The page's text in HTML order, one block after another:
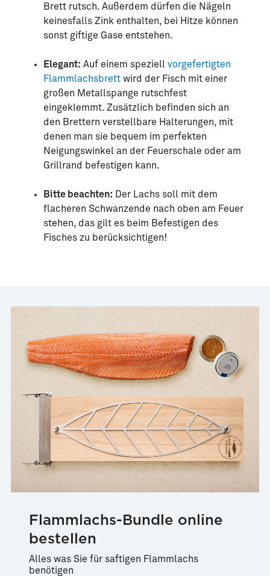
Brett rutsch. Außerdem dürfen die Nägeln
keinesfalls Zink enthalten, bei Hitze können
sonst giftige Gase entstehen.
Elegant: Auf einem speziell vorgefertigten
Flammlachsbrett wird der Fisch mit einer
großen Metallspange rutschfest
eingeklemmt. Zusätzlich befinden sich an
den Brettern verstellbare Halterungen, mit
denen man sie bequem im perfekten
Neigungswinkel an der Feuerschale oder am
Grillrand befestigen kann.
Bitte beachten: Der Lachs soll mit dem
flacheren Schwanzende nach oben am Feuer
stehen, das gilt es beim Befestigen des
Fisches zu berücksichtigen!
Flammlachs-Bundle online
bestellen
Alles was Sie für saftigen Flammlachs
benötigen